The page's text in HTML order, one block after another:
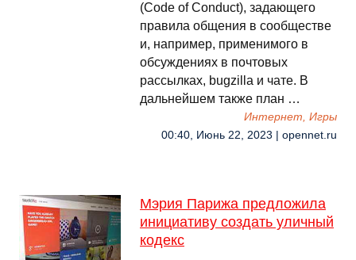
(Code of Conduct), задающего
правила общения в сообществе
и, например, применимого в
обсуждениях в почтовых
рассылках, bugzilla и чате. В
дальнейшем также план …
Интернет, Игры
00:40, Июнь 22, 2023 | opennet.ru
Мэрия Парижа предложила
инициативу создать уличный
кодекс